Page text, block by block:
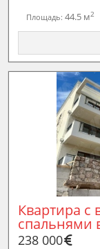
Площадь:44.5 м2
Квартира с
спальнями
238 000